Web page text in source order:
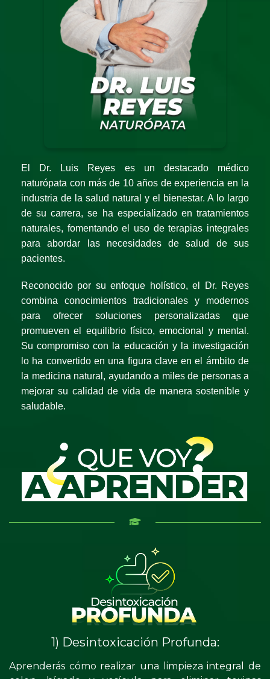
El Dr. Luis Reyes es un destacado médico
naturópata con más de 10 años de experiencia en la
industria de la salud natural y el bienestar. A lo largo
de su carrera, se ha especializado en tratamientos
naturales, fomentando el uso de terapias integrales
para abordar las necesidades de salud de sus
pacientes.
Reconocido por su enfoque holístico, el Dr. Reyes
combina conocimientos tradicionales y modernos
para ofrecer soluciones personalizadas que
promueven el equilibrio físico, emocional y mental.
Su compromiso con la educación y la investigación
lo ha convertido en una figura clave en el ámbito de
la medicina natural, ayudando a miles de personas a
mejorar su calidad de vida de manera sostenible y
saludable.
1) Desintoxicación Profunda:
Aprenderás cómo realizar una limpieza integral de